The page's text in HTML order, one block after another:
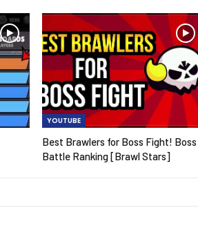
YOUTUBE
Best Brawlers for Boss Fight! Boss
Battle Ranking [Brawl Stars]